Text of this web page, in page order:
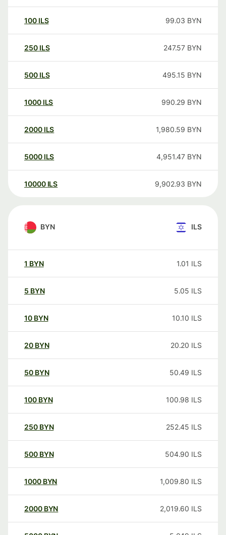
100 ILS 99.03 BYN
250 ILS 247.57 BYN
500 ILS 495.15 BYN
1000 ILS 990.29 BYN
2000 ILS 1,980.59 BYN
5000 ILS 4,951.47 BYN
10000 ILS 9,902.93 BYN
BYN ILS
1 BYN 1.01 ILS
5 BYN 5.05 ILS
10 BYN 10.10 ILS
20 BYN 20.20 ILS
50 BYN 50.49 ILS
100 BYN 100.98 ILS
250 BYN 252.45 ILS
500 BYN 504.90 ILS
1000 BYN 1,009.80 ILS
2000 BYN 2,019.60 ILS